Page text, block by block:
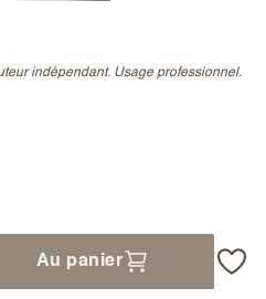
indépendant. Usage professionnel.
Au panier